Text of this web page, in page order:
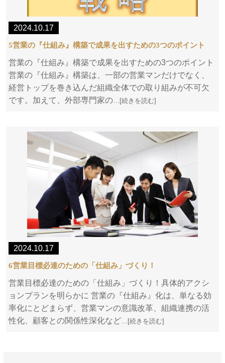
2024.10.17
5営業の『仕組み』構築で成果を出すための3つのポイント
営業の『仕組み』構築で成果を出すための3つのポイント
営業の『仕組み』構築は、一部の営業マンだけでなく、
経営トップを巻き込んだ組織全体での取り組みが不可欠
です。加えて、外部専門家の…[続きを読む]
2024.10.17
6営業目標必達のための「仕組み」づくり！
営業目標必達のための「仕組み」づくり！具体的アクシ
ョンプランを明らかに 営業の『仕組み』化は、単なる効
率化にとどまらず、営業マンの意識改革、組織連携の活
性化、顧客との関係性深化など …[続きを読む]